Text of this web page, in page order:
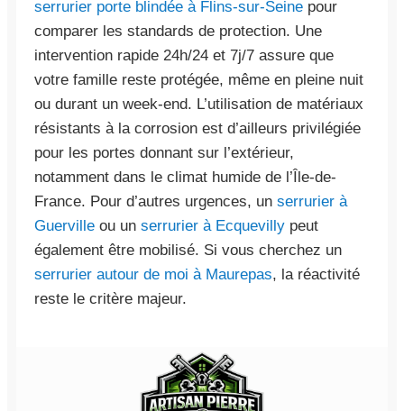
serrurier porte blindée à Flins-sur-Seine pour
comparer les standards de protection. Une
intervention rapide 24h/24 et 7j/7 assure que
votre famille reste protégée, même en pleine nuit
ou durant un week-end. L’utilisation de matériaux
résistants à la corrosion est d’ailleurs privilégiée
pour les portes donnant sur l’extérieur,
notamment dans le climat humide de l’Île-de-
France. Pour d’autres urgences, un serrurier à
Guerville ou un serrurier à Ecquevilly peut
également être mobilisé. Si vous cherchez un
serrurier autour de moi à Maurepas, la réactivité
reste le critère majeur.